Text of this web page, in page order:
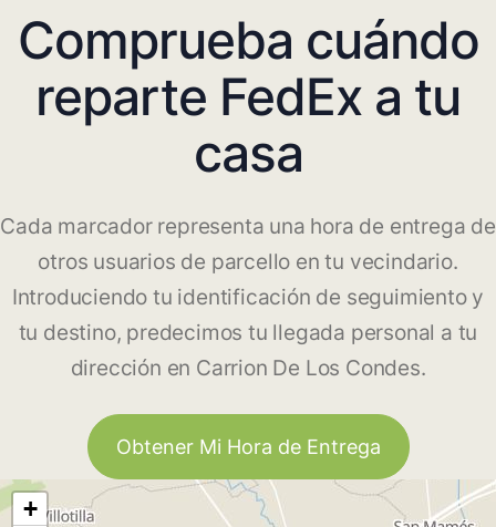
Comprueba cuándo
reparte FedEx a tu
casa
Cada marcador representa una hora de entrega de
otros usuarios de parcello en tu vecindario.
Introduciendo tu identificación de seguimiento y
tu destino, predecimos tu llegada personal a tu
dirección en Carrion De Los Condes.
Obtener Mi Hora de Entrega
+